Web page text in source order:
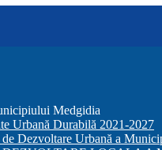
Medgidia
Urbană Durabilă 2021-2027
de Dezvoltare Urbană a